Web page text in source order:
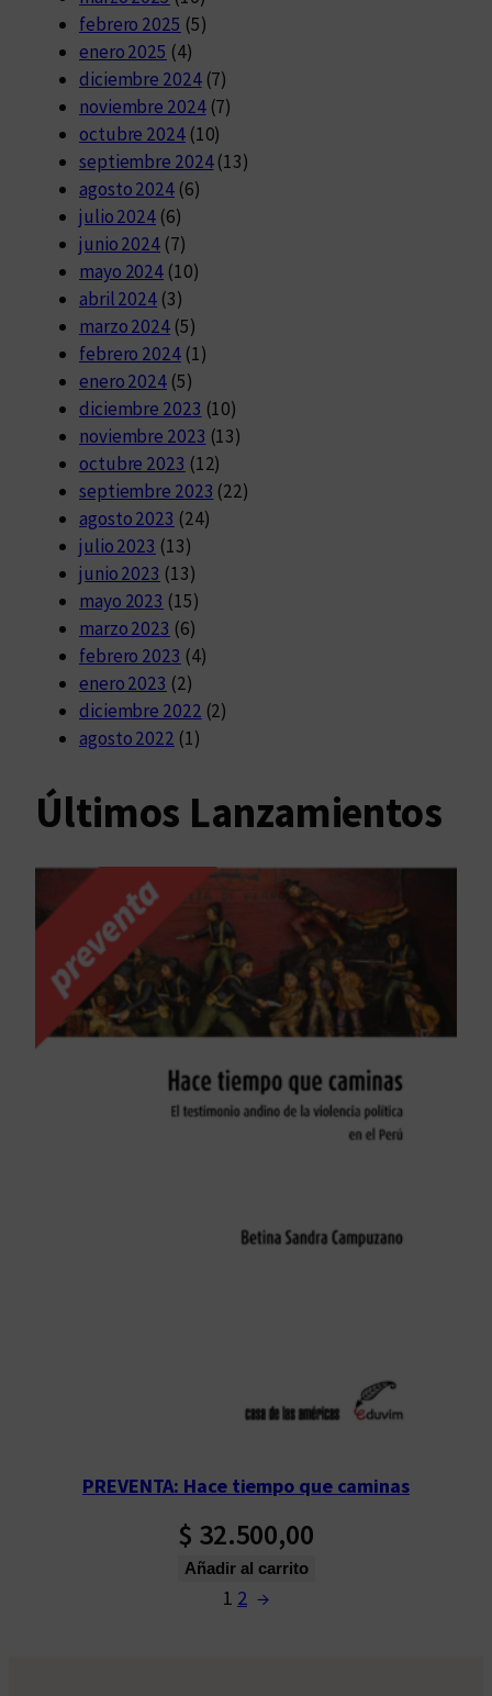
febrero 2025 (5)
enero 2025 (4)
diciembre 2024(7)
noviembre 2024(7)
octubre 2024(10)
septiembre 2024(13)
agosto 2024(6)
julio 2024 (6)
junio 2024 (7)
mayo 2024 (10)
abril 2024 (3)
marzo 2024 (5)
febrero 2024(1)
enero 2024 (5)
diciembre 2023 (10)
noviembre 2023 (13)
octubre 2023 (12)
septiembre 2023 (22)
agosto 2023 (24)
julio 2023 (13)
junio 2023 (13)
mayo 2023 (15)
marzo 2023 (6)
febrero 2023 (4)
enero 2023 (2)
diciembre 2022 (2)
agosto 2022 (1)
Últimos Lanzamientos
PREVENTA: Hace tiempo que caminas
$ 32.500,00
Añadir al carrito
1 2 →